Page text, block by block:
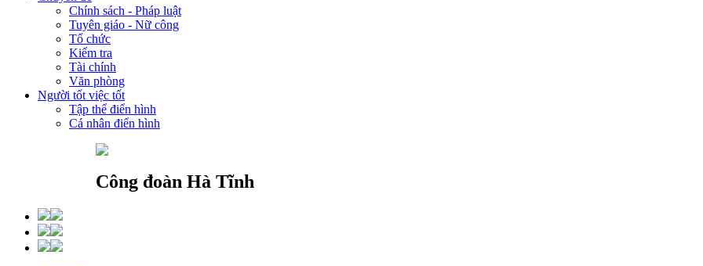
Chính sách - Pháp luật
Tuyên giáo - Nữ công
Tổ chức
Kiểm tra
Tài chính
Văn phòng
Người tốt việc tốt
Tập thể điển hình
Cá nhân điển hình
Công đoàn Hà Tĩnh